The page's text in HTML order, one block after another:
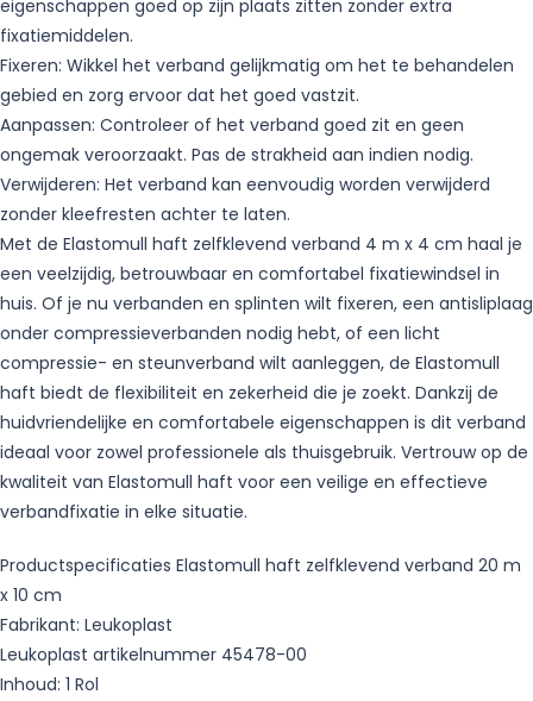
eigenschappen goed op zijn plaats zitten zonder extra
fixatiemiddelen.
Fixeren: Wikkel het verband gelijkmatig om het te behandelen
gebied en zorg ervoor dat het goed vastzit.
Aanpassen: Controleer of het verband goed zit en geen
ongemak veroorzaakt. Pas de strakheid aan indien nodig.
Verwijderen: Het verband kan eenvoudig worden verwijderd
zonder kleefresten achter te laten.
Met de Elastomull haft zelfklevend verband 4 m x 4 cm haal je
een veelzijdig, betrouwbaar en comfortabel fixatiewindsel in
huis. Of je nu verbanden en splinten wilt fixeren, een antisliplaag
onder compressieverbanden nodig hebt, of een licht
compressie- en steunverband wilt aanleggen, de Elastomull
haft biedt de flexibiliteit en zekerheid die je zoekt. Dankzij de
huidvriendelijke en comfortabele eigenschappen is dit verband
ideaal voor zowel professionele als thuisgebruik. Vertrouw op de
kwaliteit van Elastomull haft voor een veilige en effectieve
verbandfixatie in elke situatie.
Productspecificaties Elastomull haft zelfklevend verband 20 m
x 10 cm
Fabrikant: Leukoplast
Leukoplast artikelnummer 45478-00
Inhoud: 1 Rol